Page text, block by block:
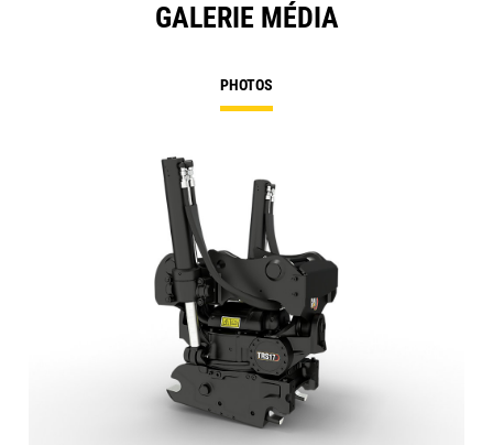
GALERIE MÉDIA
PHOTOS